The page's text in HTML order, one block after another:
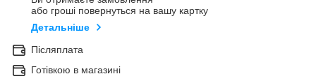
або гроші повернуться на вашу картку
Детальніше
Післяплата
Готівкою в магазині